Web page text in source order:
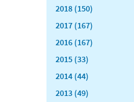
2018 (150)
2017 (167)
2016 (167)
2015 (33)
2014 (44)
2013 (49)